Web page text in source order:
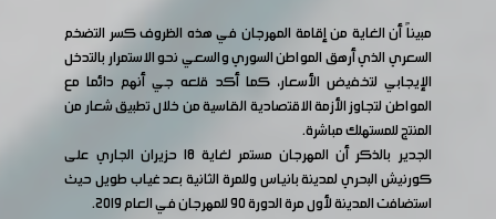
مبيناً أن الغاية من إقامة المهرجان في هذه الظروف كسر التضخم
السعري الذي أرهق المواطن السوري والسعي نحو الاستمرار بالتدخل
الإيجابي لتخفيض الأسعار، كما أكد قلعه جي أنهم دائما مع
المواطن لتجاوز الأزمة الاقتصادية القاسية من خلال تطبيق شعار من
المنتج للمستهلك مباشرة.
الجدير بالذكر أن المهرجان مستمر لغاية ١٨ حزيران الجاري على
كورنيش البحري لمدينة بانياس وللمرة الثانية بعد غياب طويل حيث
استضافت المدينة لأول مرة الدورة ٩٠ للمهرجان في العام ٢٠١٩.